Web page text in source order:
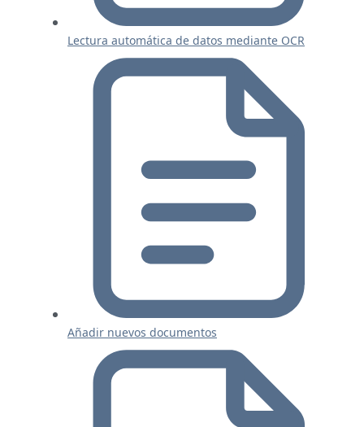
Lectura automática de datos mediante OCR
Añadir nuevos documentos